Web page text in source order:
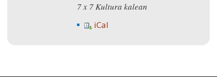
7 x 7 Kultura kalean
iCal